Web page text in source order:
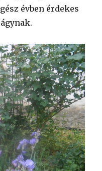
évben érdekes